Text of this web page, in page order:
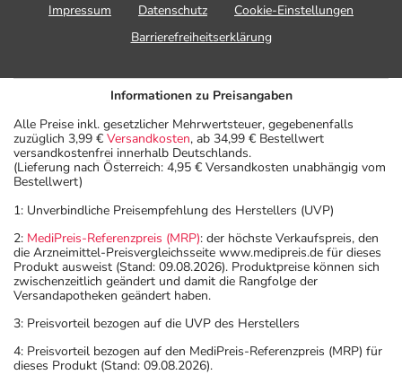
Impressum
Datenschutz
Cookie-Einstellungen
Barrierefreiheitserklärung
Informationen zu Preisangaben
Alle Preise inkl. gesetzlicher Mehrwertsteuer, gegebenenfalls
zuzüglich 3,99 € Versandkosten, ab 34,99 € Bestellwert
versandkostenfrei innerhalb Deutschlands.
(Lieferung nach Österreich: 4,95 € Versandkosten unabhängig vom
Bestellwert)
1: Unverbindliche Preisempfehlung des Herstellers (UVP)
2: MediPreis-Referenzpreis (MRP): der höchste Verkaufspreis, den
die Arzneimittel-Preisvergleichsseite www.medipreis.de für dieses
Produkt ausweist (Stand: 09.08.2026). Produktpreise können sich
zwischenzeitlich geändert und damit die Rangfolge der
Versandapotheken geändert haben.
3: Preisvorteil bezogen auf die UVP des Herstellers
4: Preisvorteil bezogen auf den MediPreis-Referenzpreis (MRP) für
dieses Produkt (Stand: 09.08.2026).